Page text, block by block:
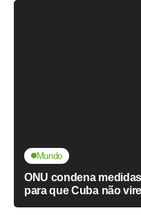
Mundo
ONU condena
para que Cuba não